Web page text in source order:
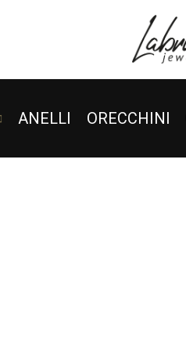
ANELLI ORECCHINI